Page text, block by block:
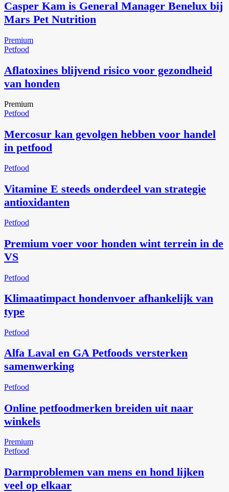
Casper Kam is General Manager Benelux bij
Mars Pet Nutrition
Premium
Petfood
Aflatoxines blijvend risico voor gezondheid
van honden
Premium
Petfood
Mercosur kan gevolgen hebben voor handel
in petfood
Petfood
Vitamine E steeds onderdeel van strategie
antioxidanten
Petfood
Premium voer voor honden wint terrein in de
VS
Petfood
Klimaatimpact hondenvoer afhankelijk van
type
Petfood
Alfa Laval en GA Petfoods versterken
samenwerking
Petfood
Online petfoodmerken breiden uit naar
winkels
Premium
Petfood
Darmproblemen van mens en hond lijken
veel op elkaar